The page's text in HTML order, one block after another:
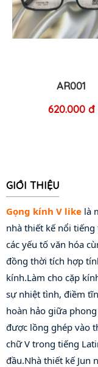
AR001
620.000 đ
GIỚI THIỆU
Gọng kính V like là
nhà thiết kế nổi
các yếu tố văn hóa
đồng thời tích hợp
kính.Làm cho cặp
sự nhiệt tình, điềm
hoàn hảo giữa
được lồng ghép vào
chữ V trong tiếng
đầu.Nhà thiết kế Jun